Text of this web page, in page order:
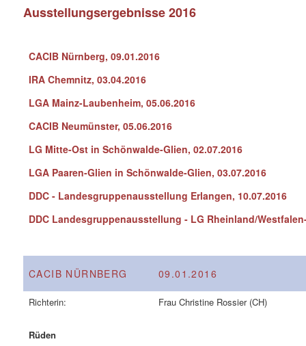
Ausstellungsergebnisse 2016
CACIB Nürnberg, 09.01.2016
IRA Chemnitz, 03.04.2016
LGA Mainz-Laubenheim, 05.06.2016
CACIB Neumünster, 05.06.2016
LG Mitte-Ost in Schönwalde-Glien, 02.07.2016
LGA Paaren-Glien in Schönwalde-Glien, 03.07.2016
DDC - Landesgruppenausstellung Erlangen, 10.07.2016
DDC Landesgruppenausstellung - LG Rheinland/
CACIB NÜRNBERG 09.01.2016
Richterin: Frau Christine Rossier (CH)
Rüden